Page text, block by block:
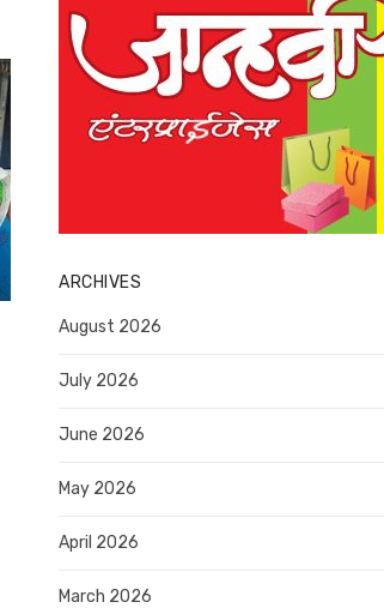
ARCHIVES
August 2026
July 2026
June 2026
May 2026
April 2026
March 2026